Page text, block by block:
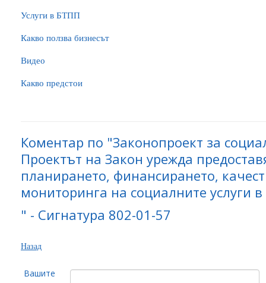
Услуги в БТПП
Какво ползва бизнесът
Видео
Какво предстои
Коментар по "Законопроект за
Проектът на Закон урежда
планирането, финансирането,
мониторинга на социалните услуги
" - Сигнатура 802-01-57
Назад
Вашите